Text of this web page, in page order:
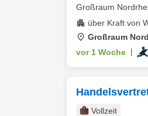
Großraum
über Kraft von
Großraum
vor 1 Woche
Vollzeit